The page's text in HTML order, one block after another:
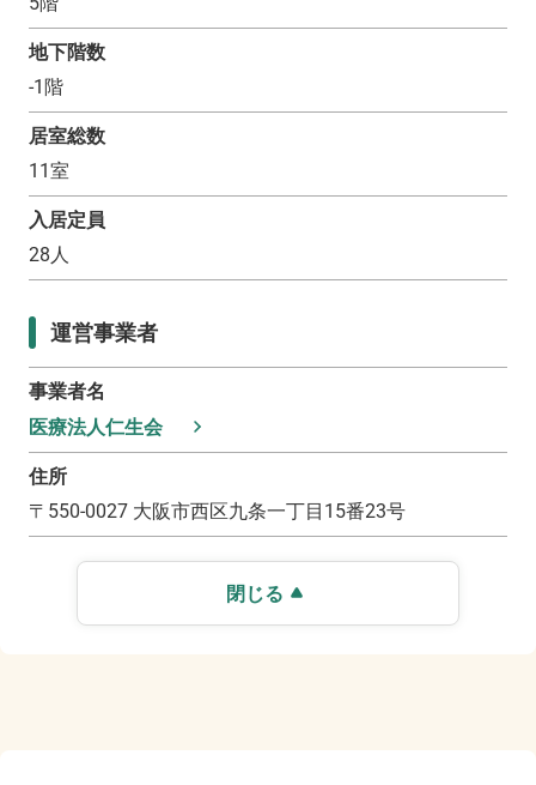
地下階数
-1 階
居室総数
11 室
入居定員
28人
運営事業者
事業者名
医療法人仁生会
住所
〒 550-0027 大阪市西区九条一丁目15番23号
閉じる